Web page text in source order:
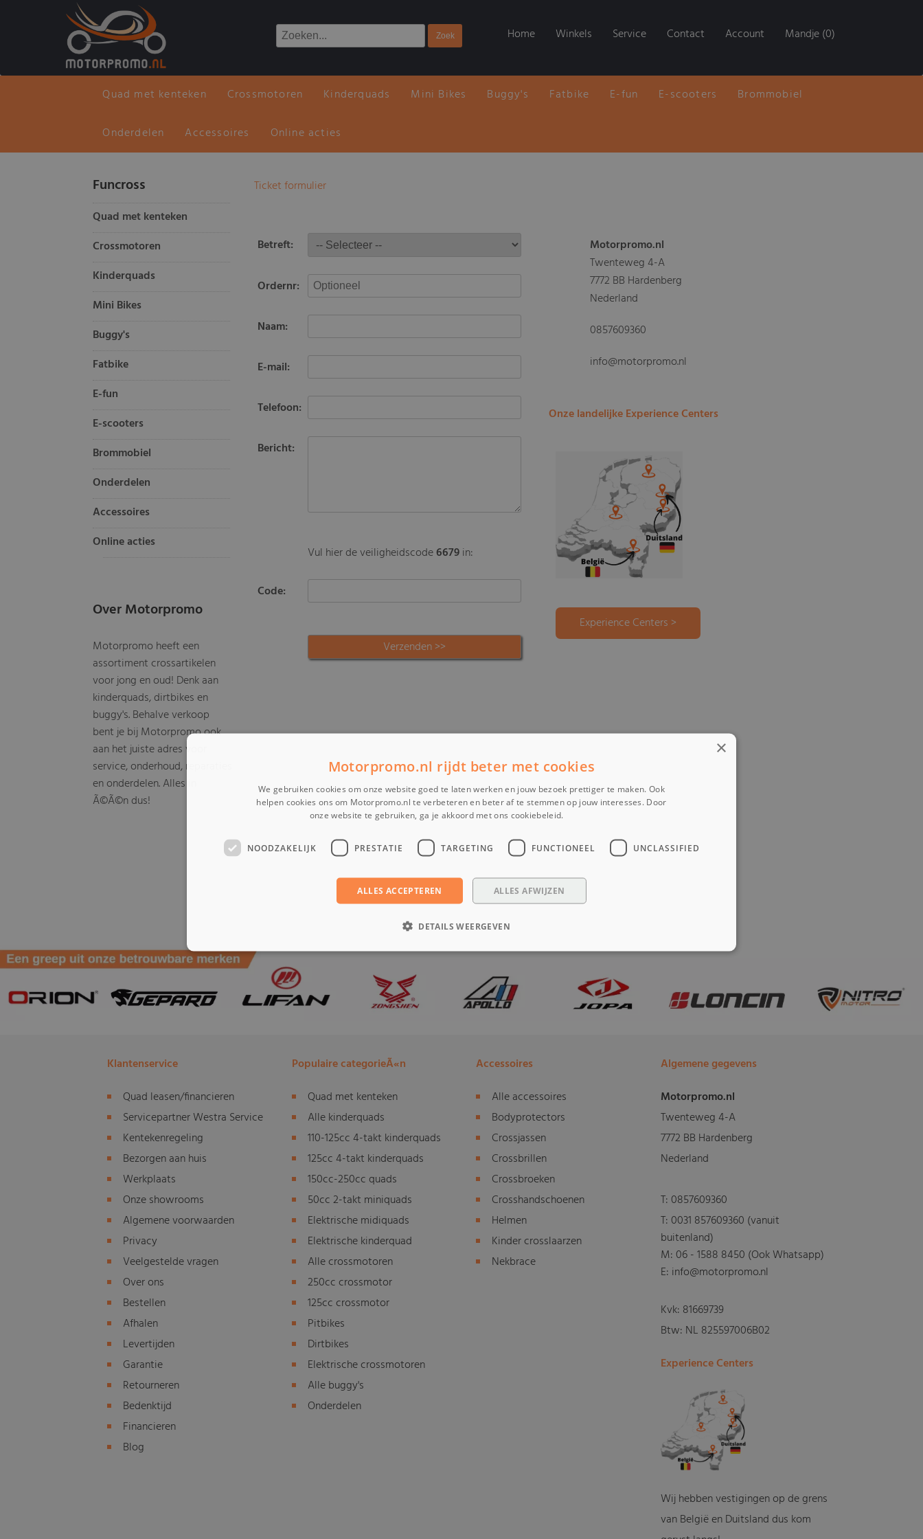
Home Winkels Service Contact Account Mandje (0)
Quad met kenteken Crossmotoren Kinderquads Mini Bikes Buggy's Fatbike E-fun E-scooters Brommobiel
Onderdelen Accessoires Online acties
Funcross
Quad met kenteken
Crossmotoren
Kinderquads
Mini Bikes
Buggy's
Fatbike
E-fun
E-scooters
Brommobiel
Onderdelen
Accessoires
Online acties
Over Motorpromo
Motorpromo heeft een
assortiment crossartikelen
voor jong en oud! Denk aan
kinderquads, dirtbikes en
buggy's. Behalve verkoop
bent je bij Motorpromo ook
aan het juiste adres voor
service, onderhoud, reparaties
en onderdelen. Alles in
Ã©Ã©n dus!
Ticket formulier
Betreft:
Ordernr:
Naam:
E-mail:
Telefoon:
Bericht:
Vul hier de veiligheidscode6679in:
Code:
Motorpromo.nl
Twenteweg 4-A
7772 BB Hardenberg
Nederland
0857609360
info@motorpromo.nl
Onze landelijke Experience Centers
Experience Centers >
Klantenservice
Quad leasen/financieren
Servicepartner Westra Service
Kentekenregeling
Bezorgen aan huis
Werkplaats
Onze showrooms
Algemene voorwaarden
Privacy
Veelgestelde vragen
Over ons
Bestellen
Afhalen
Levertijden
Garantie
Retourneren
Bedenktijd
Financieren
Blog
Populaire categorieÃ«n
Quad met kenteken
Alle kinderquads
110-125cc 4-takt kinderquads
125cc 4-takt kinderquads
150cc-250cc quads
50cc 2-takt miniquads
Elektrische midiquads
Elektrische kinderquad
Alle crossmotoren
250cc crossmotor
125cc crossmotor
Pitbikes
Dirtbikes
Elektrische crossmotoren
Alle buggy's
Onderdelen
Accessoires
Alle accessoires
Bodyprotectors
Crossjassen
Crossbrillen
Crossbroeken
Crosshandschoenen
Helmen
Kinder crosslaarzen
Nekbrace
Algemene gegevens
Motorpromo.nl
Twenteweg 4-A
7772 BB Hardenberg
Nederland
T:0857609360
T:0031 857609360 (vanuit
buitenland)
M:06 - 1588 8450 (Ook Whatsapp)
E: info@motorpromo.nl
Kvk: 81669739
Btw: NL 825597006B02
Experience Centers
Wij hebben vestigingen op de grens
van België en Duitsland dus kom
×
Motorpromo.nl rijdt beter met cookies
We gebruiken cookies om onze website goed te laten werken en jouw bezoek prettiger te maken. Ook
helpen cookies ons om Motorpromo.nl te verbeteren en beter af te stemmen op jouw interesses. Door
onze website te gebruiken, ga je akkoord met ons cookiebeleid.
NOODZAKELIJK PRESTATIE TARGETING FUNCTIONEEL UNCLASSIFIED
ALLES ACCEPTEREN ALLES AFWIJZEN
DETAILS WEERGEVEN